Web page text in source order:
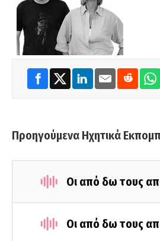
Προηγούμενα Ηχητικά
Οι από δω τους
Οι από δω τους